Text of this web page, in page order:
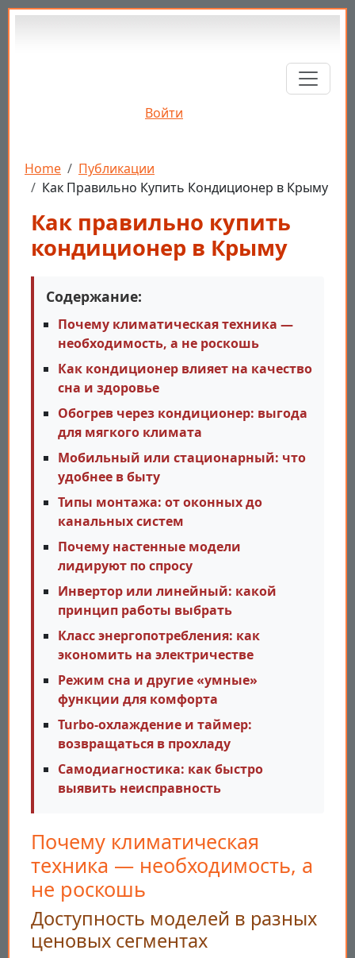
Перейти к основному содержанию
Войти
Строка навигации
Home
Публикации
Как Правильно Купить Кондиционер в Крыму
Как правильно купить
кондиционер в Крыму
Содержание:
Почему климатическая техника —
необходимость, а не роскошь
Как кондиционер влияет на качество
сна и здоровье
Обогрев через кондиционер: выгода
для мягкого климата
Мобильный или стационарный: что
удобнее в быту
Типы монтажа: от оконных до
канальных систем
Почему настенные модели
лидируют по спросу
Инвертор или линейный: какой
принцип работы выбрать
Класс энергопотребления: как
экономить на электричестве
Режим сна и другие «умные»
функции для комфорта
Turbo-охлаждение и таймер:
возвращаться в прохладу
Самодиагностика: как быстро
выявить неисправность
Почему климатическая
техника — необходимость, а
не роскошь
Доступность моделей в разных
ценовых сегментах